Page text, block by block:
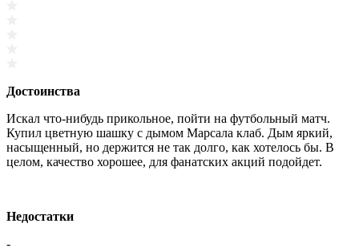
Достоинства
Искал что-нибудь прикольное, пойти на футбольный матч.
Купил цветную шашку с дымом Марсала клаб. Дым яркий,
насыщенный, но держится не так долго, как хотелось бы. В
целом, качество хорошее, для фанатских акций подойдет.
Недостатки
-